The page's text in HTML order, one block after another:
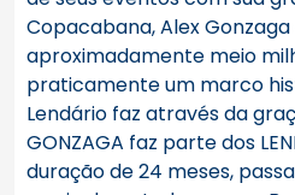
Copacabana, Alex
aproximadamente meio
praticamente um marco
Lendário faz através da
GONZAGA faz parte dos
duração de 24 meses,